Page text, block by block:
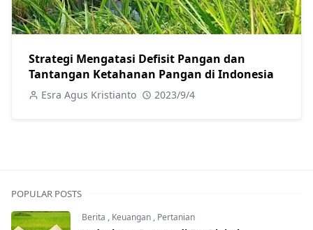
Strategi Mengatasi Defisit Pangan dan
Tantangan Ketahanan Pangan di Indonesia
Esra Agus Kristianto 2023/9/4
POPULAR POSTS
Berita , Keuangan , Pertanian